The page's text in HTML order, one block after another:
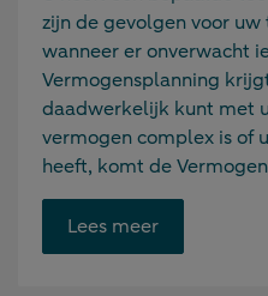
zijn de gevolgen voor
wanneer er onverwacht
Vermogensplanning
daadwerkelijk kunt met
vermogen complex is of
heeft, komt de
Lees meerOpent
link